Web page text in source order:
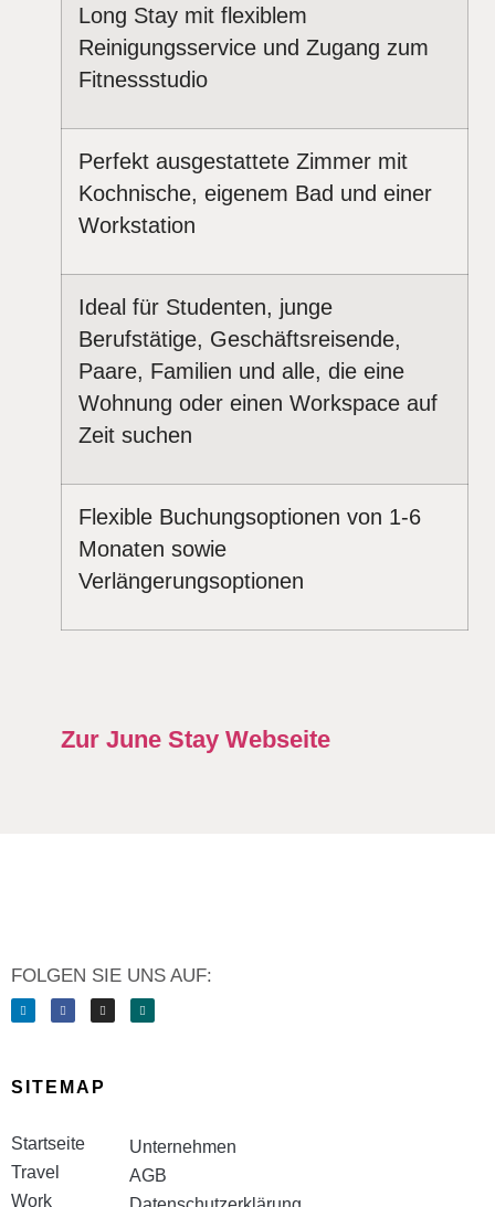
Long Stay mit flexiblem
Reinigungsservice und Zugang zum
Fitnessstudio
Perfekt ausgestattete Zimmer mit
Kochnische, eigenem Bad und einer
Workstation
Ideal für Studenten, junge
Berufstätige, Geschäftsreisende,
Paare, Familien und alle, die eine
Wohnung oder einen Workspace auf
Zeit suchen
Flexible Buchungsoptionen von 1-6
Monaten sowie
Verlängerungsoptionen
Zur June Stay Webseite
FOLGEN SIE UNS AUF:
SITEMAP
Startseite
Travel
Work
Unternehmen
AGB